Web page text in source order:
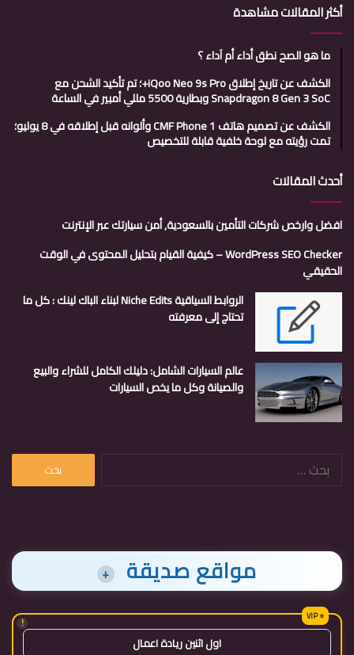
أكثر المقالات مشاهدة
ما هو الصح نطق أداء أم آداء ؟
الكشف عن تاريخ إطلاق iQoo Neo 9s Pro+؛ تم تأكيد الشحن مع
Snapdragon 8 Gen 3 SoC وبطارية 5500 مللي أمبير في الساعة
الكشف عن تصميم هاتف CMF Phone 1 وألوانه قبل إطلاقه في 8 يوليو؛
تمت رؤيته مع لوحة خلفية قابلة للتخصيص
أحدث المقالات
افضل وارخص شركات التأمين بالسعودية, أمن سيارتك عبر الإنترنت
WordPress SEO Checker – كيفية القيام بتحليل المحتوى في الوقت
الحقيقي
الروابط السياقية Niche Edits لبناء الباك لينك : كل ما
تحتاج إلى معرفته
عالم السيارات الشامل: دليلك الكامل للشراء والبيع
والصيانة وكل ما يخص السيارات
البحث
مواقع صديقة +
!
اول اثنين ريادة اعمال